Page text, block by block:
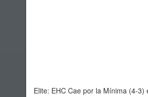
Elite: EHC Cae por la Mínima (4-